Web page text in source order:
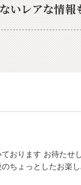
いレアな情報
おります お待たせ
ちょっとしたお楽し